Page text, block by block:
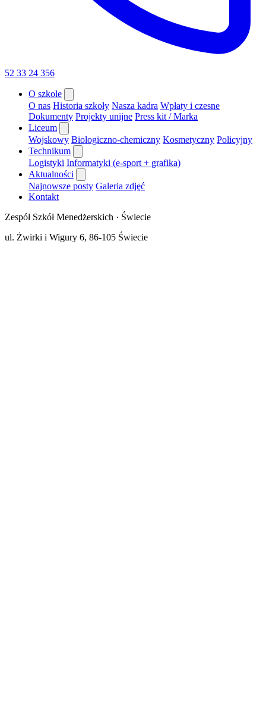
52 33 24 356
O szkole
O nas Historia szkoły Nasza kadra Wpłaty i czesne
Dokumenty Projekty unijne Press kit / Marka
Liceum
Wojskowy Biologiczno-chemiczny Kosmetyczny Policyjny
Technikum
Logistyki Informatyki (e-sport + grafika)
Aktualności
Najnowsze posty Galeria zdjęć
Kontakt
Zespół Szkół Menedżerskich · Świecie
ul. Żwirki i Wigury 6, 86-105 Świecie